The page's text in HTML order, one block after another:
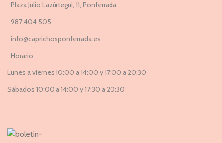
Plaza Julio Lazúrtegui, 11, Ponferrada
987 404 505
info@caprichosponferrada.es
Horario
Lunes a viernes 10:00 a 14:00 y 17:00 a 20:30
Sábados 10:00 a 14:00 y 17:30 a 20:30